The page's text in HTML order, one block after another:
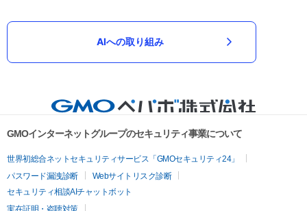
AIへの取り組み
GMOインターネットグループのセキュリティ事業について
世界初総合ネットセキュリティサービス「GMOセキュリティ24」
パスワード漏洩診断
Webサイトリスク診断
セキュリティ相談AIチャットボット
実在証明・盗聴対策